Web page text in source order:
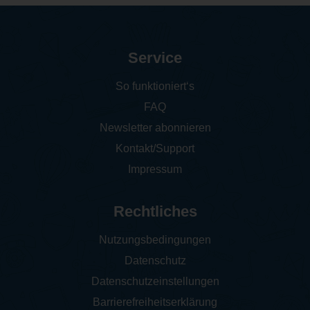
Service
So funktioniert‘s
FAQ
Newsletter abonnieren
Kontakt/Support
Impressum
Rechtliches
Nutzungsbedingungen
Datenschutz
Datenschutzeinstellungen
Barrierefreiheitserklärung